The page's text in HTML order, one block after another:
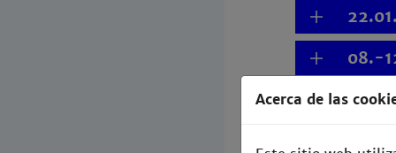
08.-
Acerca de las